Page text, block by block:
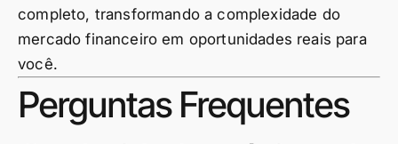
completo, transformando a complexidade do
mercado financeiro em oportunidades reais para
você.
Perguntas Frequentes